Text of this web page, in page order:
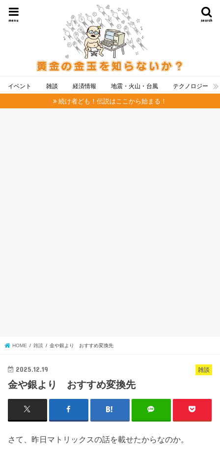
search
menu
イベント 雑談 経済情報 地震・火山・台風 テクノロジー
続け者ども！伝説はここから始まる！
HOME 雑談 金や銀より おすすめ変換先
雑談
2025.12.19
金や銀より おすすめ変換先
さて、昨日マトリックスの話を載せたからなのか。